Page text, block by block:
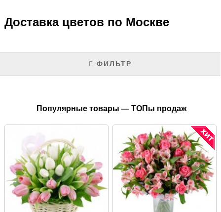
Доставка цветов по Москве
ФИЛЬТР
Популярные товары — ТОПы продаж